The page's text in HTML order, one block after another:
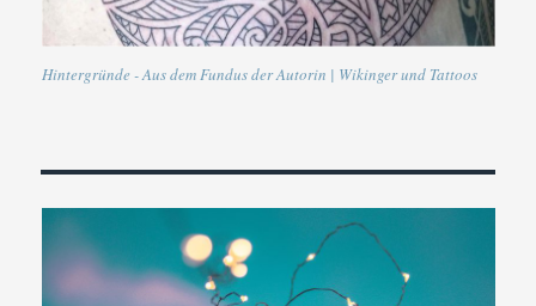
Hintergründe - Aus dem Fundus der Autorin | Wikinger und Tattoos